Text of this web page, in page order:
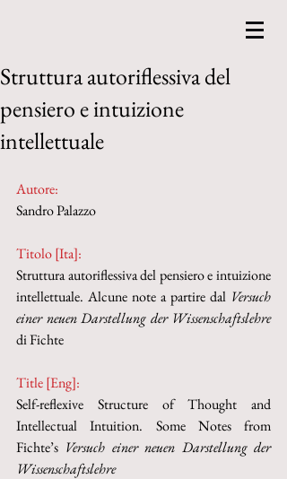
Struttura autoriflessiva del
pensiero e intuizione
intellettuale
Autore:
Sandro Palazzo
Titolo [Ita]:
Struttura autoriflessiva del pensiero e intuizione
intellettuale. Alcune note a partire dal Versuch
einer neuen Darstellung der Wissenschaftslehre
di Fichte
Title [Eng]:
Self-reflexive Structure of Thought and
Intellectual Intuition. Some Notes from
Fichte’s Versuch einer neuen Darstellung der
Wissenschaftslehre